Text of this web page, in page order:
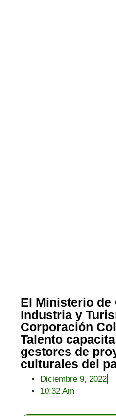
El Ministerio de
Industria y
Corporación
Talento
gestores de
culturales del
Diciembre 9, 2022
10:32 Am